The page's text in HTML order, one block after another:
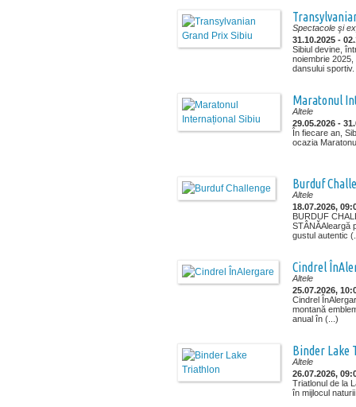
Spectacole şi
31.10.2025 -
Sibiul devine,
noiembrie
dansului sportiv.
Maratonul
Altele
29.05.2026 -
În fiecare an,
ocazia
Burduf
Altele
18.07.2026,
BURDUF
STÂNĂAleargă
gustul autentic
Cindrel
Altele
25.07.2026,
Cindrel
montană
anual în (...)
Binder Lake
Altele
26.07.2026,
Triatlonul de la
în mijlocul